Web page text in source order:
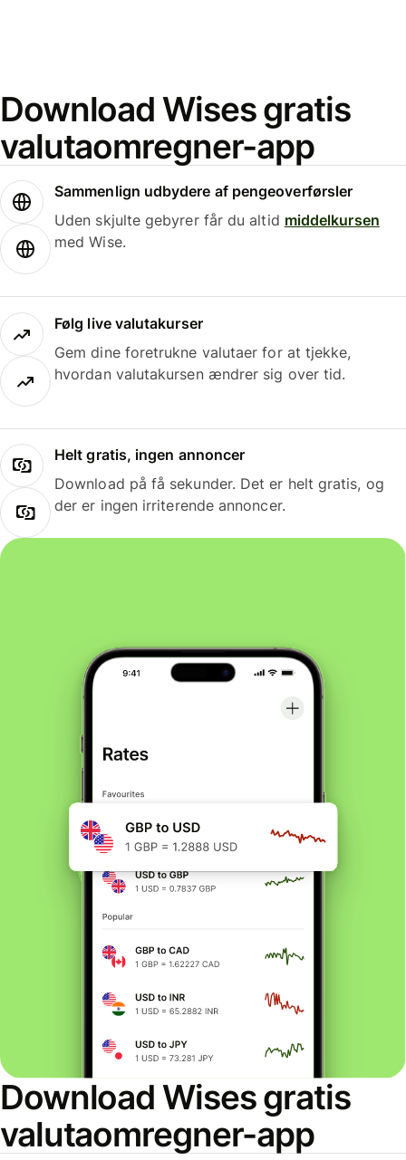
Download Wises gratis
valutaomregner-app
Sammenlign udbydere af pengeoverførsler
Uden skjulte gebyrer får du altid middelkursen
med Wise.
Følg live valutakurser
Gem dine foretrukne valutaer for at tjekke,
hvordan valutakursen ændrer sig over tid.
Helt gratis, ingen annoncer
Download på få sekunder. Det er helt gratis, og
der er ingen irriterende annoncer.
Download Wises gratis
valutaomregner-app